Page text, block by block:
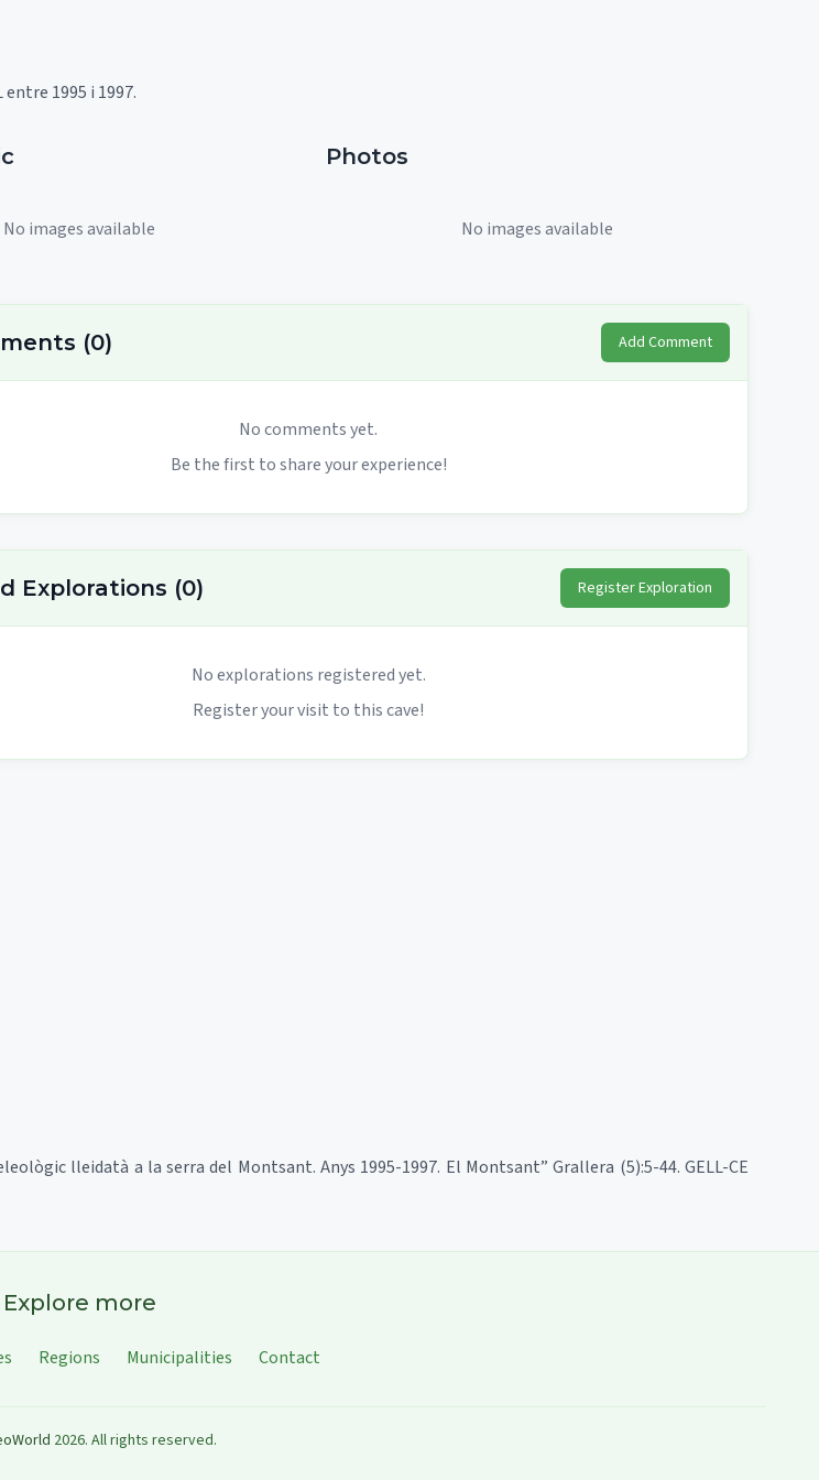
1995 i 1997.
No images available
Photos
No images available
(0) Add Comment
No comments yet.
Be the first to share your experience!
Explorations (0) Register Exploration
No explorations registered yet.
Register your visit to this cave!
lleidatà a la serra del Montsant. Anys 1995-1997. El Montsant” Grallera (5):5-44. GELL-CE
Explore more
Regions Municipalities Contact
2026. All rights reserved.